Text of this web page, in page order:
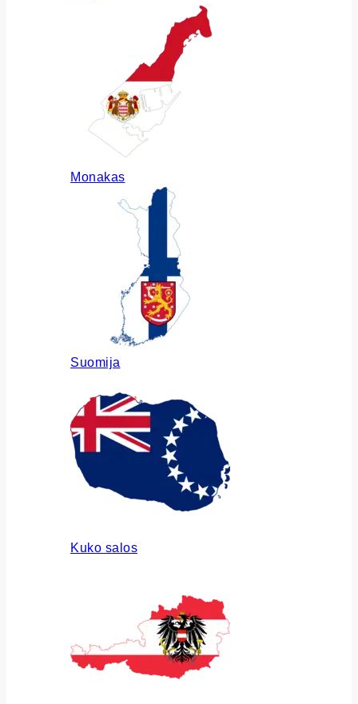
Monakas
Suomija
Kuko salos